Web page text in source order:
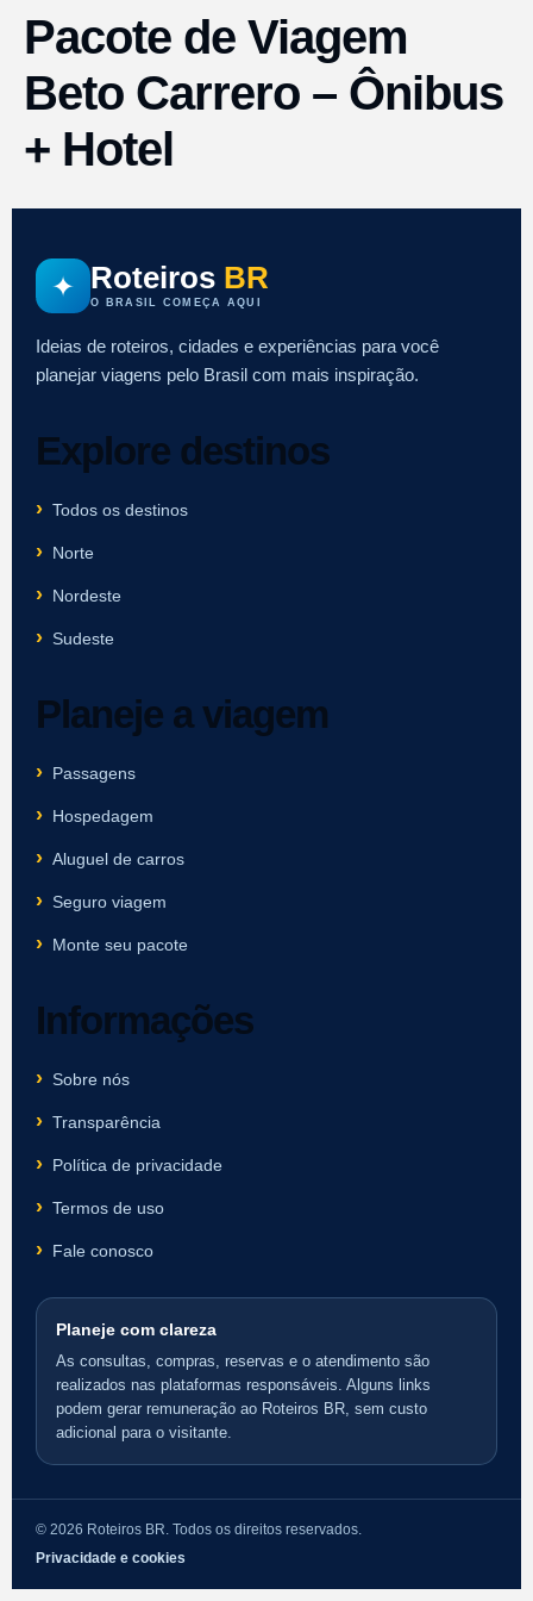
Pacote de Viagem
Beto Carrero – Ônibus
+ Hotel
✦ Roteiros BR
O BRASIL COMEÇA AQUI
Ideias de roteiros, cidades e experiências para você
planejar viagens pelo Brasil com mais inspiração.
Explore destinos
Todos os destinos
Norte
Nordeste
Sudeste
Planeje a viagem
Passagens
Hospedagem
Aluguel de carros
Seguro viagem
Monte seu pacote
Informações
Sobre nós
Transparência
Política de privacidade
Termos de uso
Fale conosco
Planeje com clareza
As consultas, compras, reservas e o atendimento são
realizados nas plataformas responsáveis. Alguns links
podem gerar remuneração ao Roteiros BR, sem custo
adicional para o visitante.
© 2026 Roteiros BR. Todos os direitos reservados.
Privacidade e cookies